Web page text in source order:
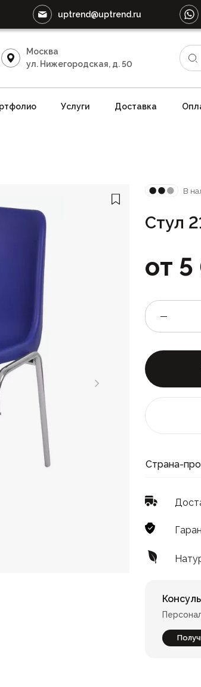
uptrend@uptrend.ru
Москва
ул. Нижегородская, д. 50
Услуги Доставка
В
Стул
от 5
Страна-